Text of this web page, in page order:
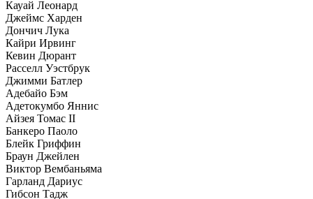
Кауай Леонард
Джеймс Харден
Дончич Лука
Кайри Ирвинг
Кевин Дюрант
Расселл Уэстбрук
Джимми Батлер
Адебайо Бэм
Адетокумбо Яннис
Айзея Томас II
Банкеро Паоло
Блейк Гриффин
Браун Джейлен
Виктор Вембаньяма
Гарланд Дариус
Гибсон Тадж